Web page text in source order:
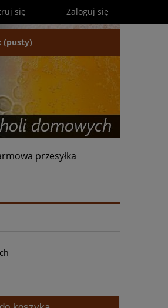
się Zaloguj się
(pusty)
przesyłka